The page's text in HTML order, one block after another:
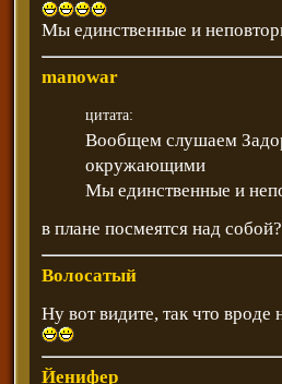
Мы единственные и
manowar
цитата:
Вообщем слушаем
окружающими
Мы единственные и
в плане посмеятся над
Волосатый
Ну вот видите, так что
Йенифер